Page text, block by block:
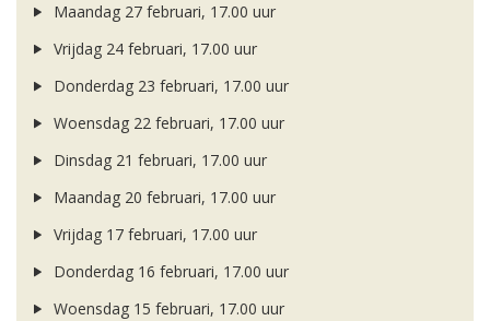
Maandag 27 februari, 17.00 uur
Vrijdag 24 februari, 17.00 uur
Donderdag 23 februari, 17.00 uur
Woensdag 22 februari, 17.00 uur
Dinsdag 21 februari, 17.00 uur
Maandag 20 februari, 17.00 uur
Vrijdag 17 februari, 17.00 uur
Donderdag 16 februari, 17.00 uur
Woensdag 15 februari, 17.00 uur